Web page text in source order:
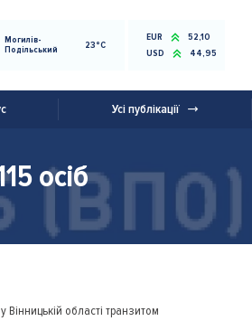
Могилів-
Подільський
23°C
EUR
52,10
USD
44,95
Усі публікації
осіб
області транзитом